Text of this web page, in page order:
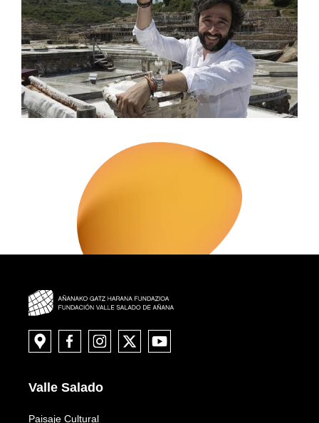
Valle Salado
Paisaje Cultural